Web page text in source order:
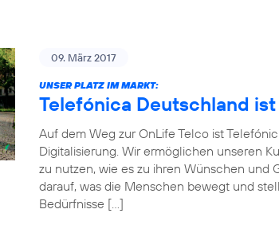
09. März 2017
UNSER PLATZ IM MARKT:
Telefónica Deutschland
Auf dem Weg zur OnLife Telco ist
Digitalisierung. Wir ermöglichen unseren
zu nutzen, wie es zu ihren Wünschen und
darauf, was die Menschen bewegt und
Bedürfnisse […]